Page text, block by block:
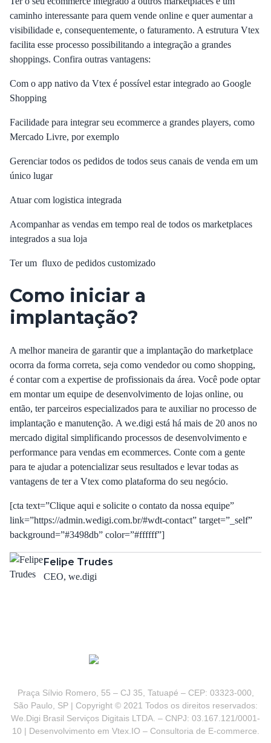
caminho interessante para quem vende online e quer aumentar a
visibilidade e, consequentemente, o faturamento. A estrutura Vtex
facilita esse processo possibilitando a integração a grandes
shoppings. Confira outras vantagens:
Com o app nativo da Vtex é possível estar integrado ao Google
Shopping
Facilidade para integrar seu ecommerce a grandes players, como
Mercado Livre, por exemplo
Gerenciar todos os pedidos de todos seus canais de venda em um
único lugar
Atuar com logistica integrada
Acompanhar as vendas em tempo real de todos os marketplaces
integrados a sua loja
Ter um fluxo de pedidos customizado
Como iniciar a
implantação?
A melhor maneira de garantir que a implantação do marketplace
ocorra da forma correta, seja como vendedor ou como shopping,
é contar com a expertise de profissionais da área. Você pode optar
em montar um equipe de desenvolvimento de lojas online, ou
então, ter parceiros especializados para te auxiliar no processo de
implantação e manutenção. A we.digi está há mais de 20 anos no
mercado digital simplificando processos de desenvolvimento e
performance para vendas em ecommerces. Conte com a gente
para te ajudar a potencializar seus resultados e levar todas as
vantagens de ter a Vtex como plataforma do seu negócio.
[cta text=”Clique aqui e solicite o contato da nossa equipe”
link=”https://admin.wedigi.com.br/#wdt-contact” target=”_self”
background=”#3498db” color=”#ffffff”]
Felipe Trudes
CEO, we.digi
Praça Sílvio Romero, 55 – CJ 35, Tatuapé – CEP: 03323-000,
São Paulo, SP | Copyright © 2021 Todos os direitos reservados:
We.Digi Brasil Serviços Digitais LTDA. – CNPJ: 03.167.121/0001-
10 | Desenvolvimento em Vtex.IO – Consultoria de E-commerce.